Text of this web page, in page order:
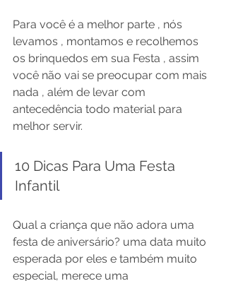
Para você é a melhor parte , nós
levamos , montamos e recolhemos
os brinquedos em sua Festa , assim
você não vai se preocupar com mais
nada , além de levar com
antecedência todo material para
melhor servir.
10 Dicas Para Uma Festa
Infantil
Qual a criança que não adora uma
festa de aniversário? uma data muito
esperada por eles e também muito
especial, merece uma